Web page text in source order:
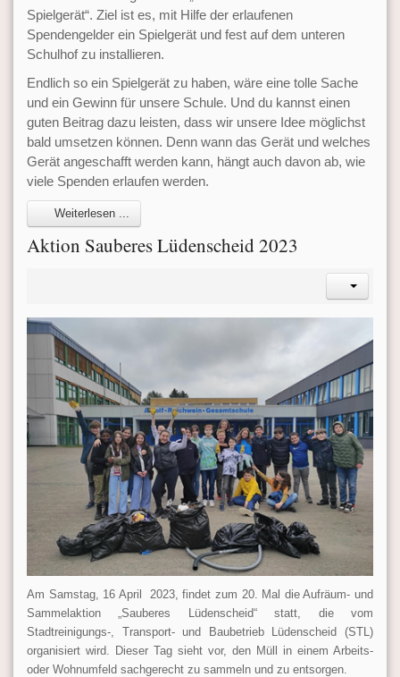
Spielgerät“. Ziel ist es, mit Hilfe der erlaufenen
Spendengelder ein Spielgerät und fest auf dem unteren
Schulhof zu installieren.
Endlich so ein Spielgerät zu haben, wäre eine tolle Sache
und ein Gewinn für unsere Schule. Und du kannst einen
guten Beitrag dazu leisten, dass wir unsere Idee möglichst
bald umsetzen können. Denn wann das Gerät und welches
Gerät angeschafft werden kann, hängt auch davon ab, wie
viele Spenden erlaufen werden.
Weiterlesen ...
Aktion Sauberes Lüdenscheid 2023
Am Samstag, 16 April 2023, findet zum 20. Mal die Aufräum- und
Sammelaktion „Sauberes Lüdenscheid“ statt, die vom
Stadtreinigungs-, Transport- und Baubetrieb Lüdenscheid (STL)
organisiert wird. Dieser Tag sieht vor, den Müll in einem Arbeits-
oder Wohnumfeld sachgerecht zu sammeln und zu entsorgen.